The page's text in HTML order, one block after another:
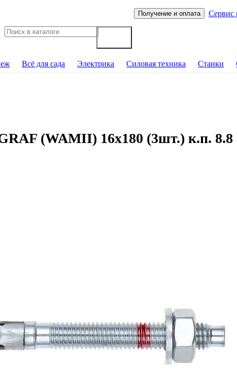
Получение и оплата Сервис
Всё для сада Электрика Силовая техника Станки
(WAMII) 16x180 (3шт.) к.п. 8.8